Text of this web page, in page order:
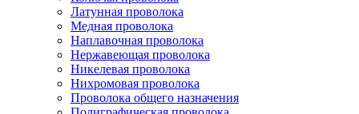
Латунная проволока
Медная проволока
Наплавочная проволока
Нержавеющая проволока
Никелевая проволока
Нихромовая проволока
Проволока общего назначения